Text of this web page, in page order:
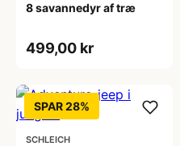
8 savannedyr af træ
499,00 kr
SPAR 28%
SCHLEICH